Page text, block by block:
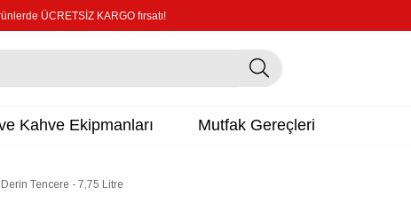
ÜCRETSİZ KARGO fırsatı!
Kahve Ekipmanları Mutfak Gereçleri
Tencere - 7,75 Litre